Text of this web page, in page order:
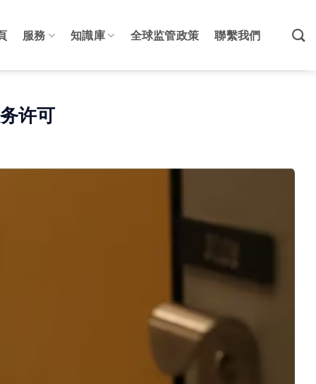
服務 知識庫 全球监管政策 聯繫我們
许可